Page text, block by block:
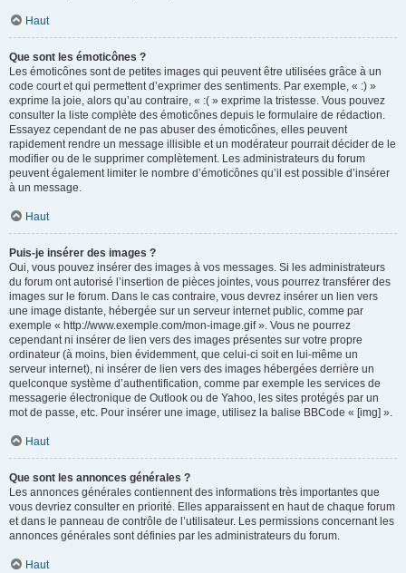
Haut
Que sont les émoticônes ?
Les émoticônes sont de petites images qui peuvent être utilisées grâce à un
code court et qui permettent d’exprimer des sentiments. Par exemple, « :) »
exprime la joie, alors qu’au contraire, « :( » exprime la tristesse. Vous pouvez
consulter la liste complète des émoticônes depuis le formulaire de rédaction.
Essayez cependant de ne pas abuser des émoticônes, elles peuvent
rapidement rendre un message illisible et un modérateur pourrait décider de le
modifier ou de le supprimer complètement. Les administrateurs du forum
peuvent également limiter le nombre d’émoticônes qu’il est possible d’insérer
à un message.
Haut
Puis-je insérer des images ?
Oui, vous pouvez insérer des images à vos messages. Si les administrateurs
du forum ont autorisé l’insertion de pièces jointes, vous pourrez transférer des
images sur le forum. Dans le cas contraire, vous devrez insérer un lien vers
une image distante, hébergée sur un serveur internet public, comme par
exemple « http://www.exemple.com/mon-image.gif ». Vous ne pourrez
cependant ni insérer de lien vers des images présentes sur votre propre
ordinateur (à moins, bien évidemment, que celui-ci soit en lui-même un
serveur internet), ni insérer de lien vers des images hébergées derrière un
quelconque système d’authentification, comme par exemple les services de
messagerie électronique de Outlook ou de Yahoo, les sites protégés par un
mot de passe, etc. Pour insérer une image, utilisez la balise BBCode « [img] ».
Haut
Que sont les annonces générales ?
Les annonces générales contiennent des informations très importantes que
vous devriez consulter en priorité. Elles apparaissent en haut de chaque forum
et dans le panneau de contrôle de l’utilisateur. Les permissions concernant les
annonces générales sont définies par les administrateurs du forum.
Haut